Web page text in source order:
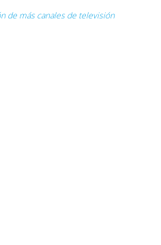
de más canales de televisión